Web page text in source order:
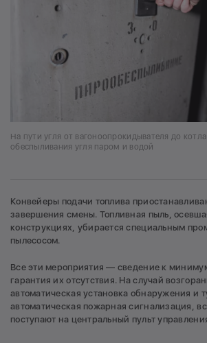
На пути угля от вагоноопрокидывателя до
обеспыливания угля паром и водой
Конвейеры подачи топлива
завершения смены. Топливная пыль,
конструкциях, убирается специальным
пылесосом.
Все эти мероприятия — сведение к
гарантия их отсутствия. На случай
автоматическая установка обнаружения и
автоматическая пожарная сигнализация,
поступают на центральный пульт